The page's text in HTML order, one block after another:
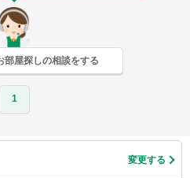
部屋探しの相談をする
1
変更する